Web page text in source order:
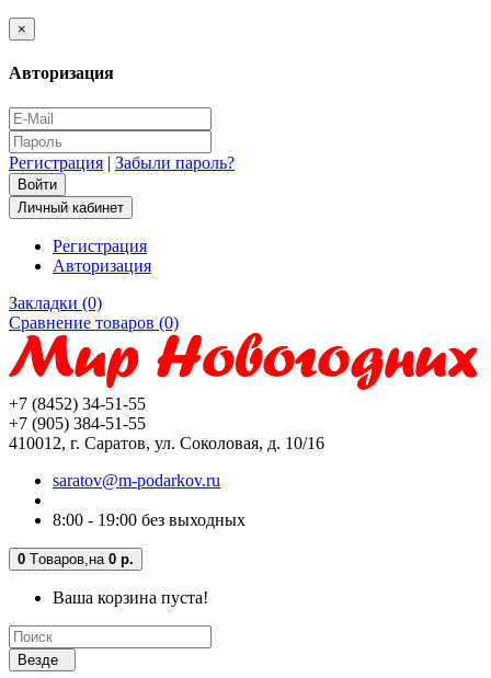
×
Авторизация
Регистрация | Забыли пароль?
Личный кабинет
Регистрация
Авторизация
Закладки (0)
Сравнение товаров (0)
+7 (8452) 34-51-55
+7 (905) 384-51-55
410012, г. Саратов, ул. Соколовая, д. 10/16
saratov@m-podarkov.ru
8:00 - 19:00 без выходных
0 Tоваров, на 0 р.
Ваша корзина пуста!
Везде